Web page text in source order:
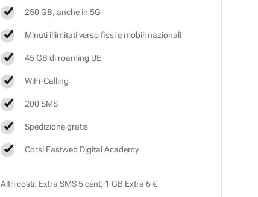
250 GB, anche in 5G
Minuti illimitativerso fissi e mobili nazionali
45 GB di roaming UE
WiFi-Calling
200 SMS
Spedizione gratis
Corsi Fastweb Digital Academy
Altri costi: Extra SMS 5 cent, 1 GB Extra 6 €